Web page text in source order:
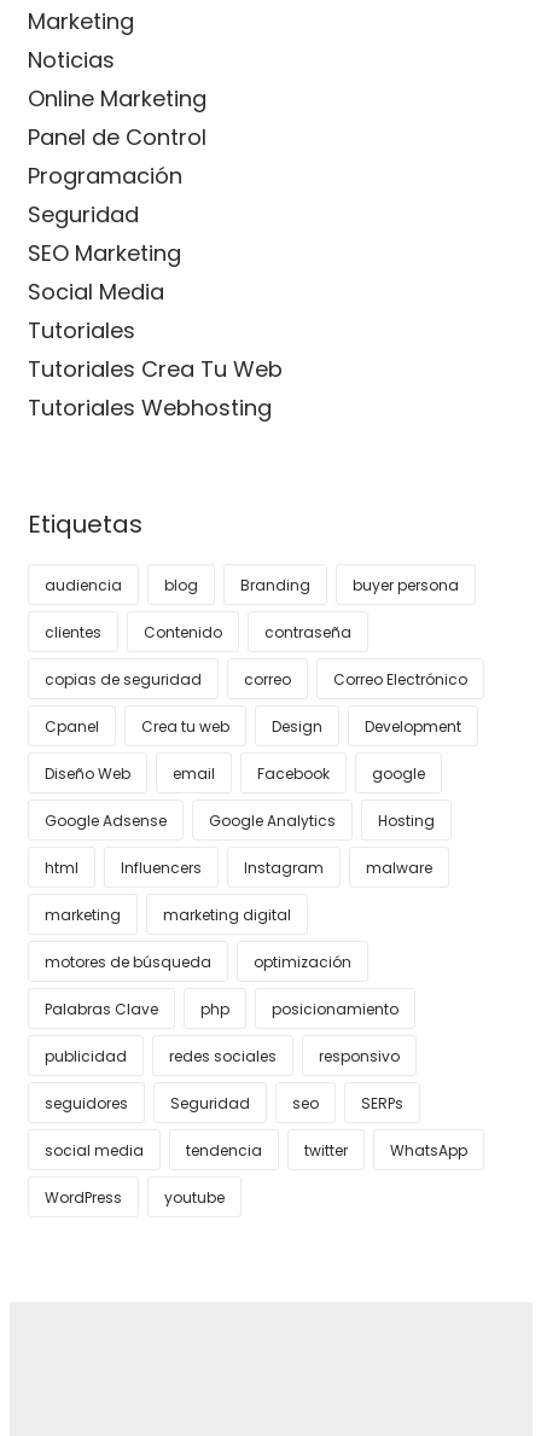
Marketing
Noticias
Online Marketing
Panel de Control
Programación
Seguridad
SEO Marketing
Social Media
Tutoriales
Tutoriales Crea Tu Web
Tutoriales Webhosting
Etiquetas
audiencia blog Branding buyer persona
clientes Contenido contraseña
copias de seguridad correo Correo Electrónico
Cpanel Crea tu web Design Development
Diseño Web email Facebook google
Google Adsense Google Analytics Hosting
html Influencers Instagram malware
marketing marketing digital
motores de búsqueda optimización
Palabras Clave php posicionamiento
publicidad redes sociales responsivo
seguidores Seguridad seo SERPs
social media tendencia twitter WhatsApp
WordPress youtube